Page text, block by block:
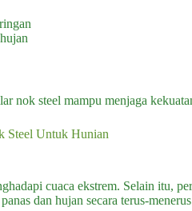
nok steel mampu menjaga
Steel Untuk Hunian
cuaca ekstrem. Selain itu,
dan hujan secara terus-